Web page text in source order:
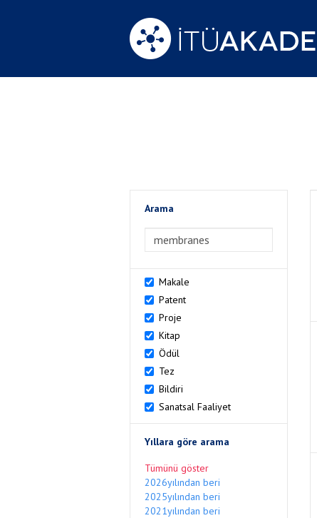
Arama
Makale
Patent
Proje
Kitap
Ödül
Tez
Bildiri
Sanatsal Faaliyet
Yıllara göre arama
Tümünü göster
2026yılından beri
2025yılından beri
2021yılından beri